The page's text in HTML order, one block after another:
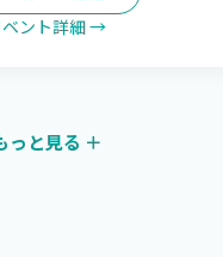
ベント詳細 →
っと見る ＋